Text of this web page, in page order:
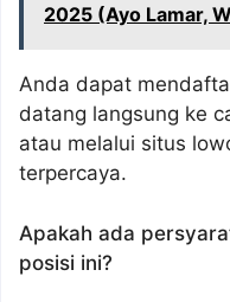
2025 (Ayo Lamar,
Anda dapat
datang langsung ke
atau melalui situs
terpercaya.
Apakah ada
posisi ini?